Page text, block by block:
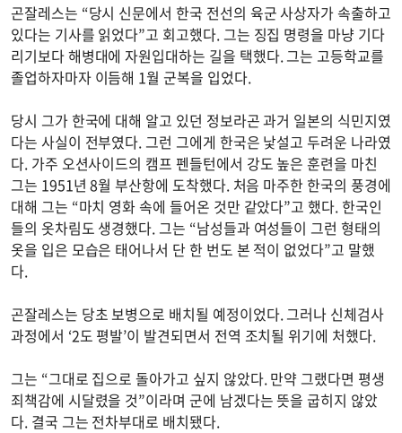
곤잘레스는 “당시 신문에서 한국 전선의 육군 사상자가 속출하고
있다는 기사를 읽었다”고 회고했다. 그는 징집 명령을 마냥 기다
리기보다 해병대에 자원입대하는 길을 택했다. 그는 고등학교를
졸업하자마자 이듬해 1월 군복을 입었다.
당시 그가 한국에 대해 알고 있던 정보라곤 과거 일본의 식민지였
다는 사실이 전부였다. 그런 그에게 한국은 낯설고 두려운 나라였
다. 가주 오션사이드의 캠프 펜들턴에서 강도 높은 훈련을 마친
그는 1951년 8월 부산항에 도착했다. 처음 마주한 한국의 풍경에
대해 그는 “마치 영화 속에 들어온 것만 같았다”고 했다. 한국인
들의 옷차림도 생경했다. 그는 “남성들과 여성들이 그런 형태의
옷을 입은 모습은 태어나서 단 한 번도 본 적이 없었다”고 말했
다.
곤잘레스는 당초 보병으로 배치될 예정이었다. 그러나 신체검사
과정에서 ‘2도 평발’이 발견되면서 전역 조치될 위기에 처했다.
그는 “그대로 집으로 돌아가고 싶지 않았다. 만약 그랬다면 평생
죄책감에 시달렸을 것”이라며 군에 남겠다는 뜻을 굽히지 않았
다. 결국 그는 전차부대로 배치됐다.